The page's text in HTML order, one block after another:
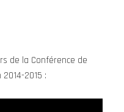
de la Conférence de
2015 :